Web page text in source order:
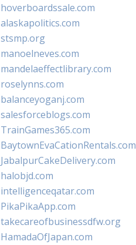
hoverboardssale.com
alaskapolitics.com
stsmp.org
manoelneves.com
mandelaeffectlibrary.com
roselynns.com
balanceyoganj.com
salesforceblogs.com
TrainGames365.com
BaytownEvaCationRentals.com
JabalpurCakeDelivery.com
halobjd.com
intelligenceqatar.com
PikaPikaApp.com
takecareofbusinessdfw.org
HamadaOfJapan.com